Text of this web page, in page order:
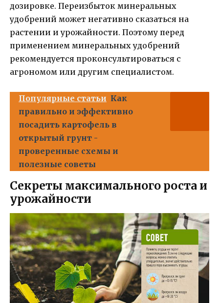
дозировке. Переизбыток минеральных
удобрений может негативно сказаться на
растении и урожайности. Поэтому перед
применением минеральных удобрений
рекомендуется проконсультироваться с
агрономом или другим специалистом.
Популярные статьи Как
правильно и эффективно
посадить картофель в
открытый грунт -
проверенные схемы и
полезные советы
Секреты максимального роста и
урожайности